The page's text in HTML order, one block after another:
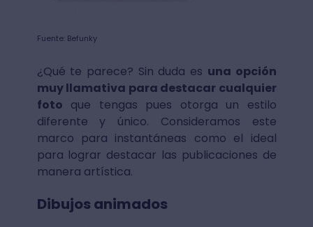
Fuente: Befunky
¿Qué te parece? Sin duda es una opción
muy llamativa para destacar cualquier
foto que tengas pues otorga un estilo
diferente y único. Consideramos este
marco para instantáneas como el ideal
para lograr destacar las publicaciones de
manera artística.
Dibujos animados